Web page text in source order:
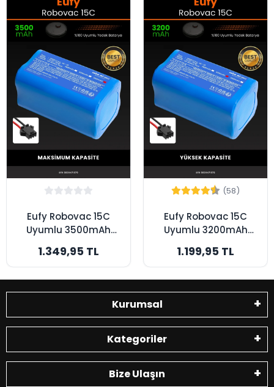
Eufy Robovac 15C
Uyumlu 3500mAh
Bataryası -
Maksimum Kapasite
1.349,95 TL
(58)
Eufy Robovac 15C
Uyumlu 3200mAh
Bataryası - Yüksek
Kapasite
1.199,95 TL
Kurumsal
Kategoriler
Bize Ulaşın